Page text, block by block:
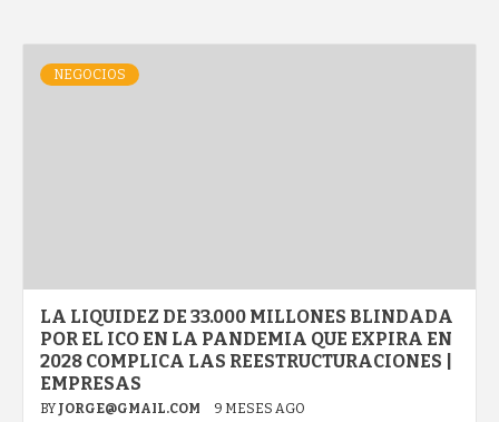
NEGOCIOS
LA LIQUIDEZ DE 33.000 MILLONES BLINDADA
POR EL ICO EN LA PANDEMIA QUE EXPIRA EN
2028 COMPLICA LAS REESTRUCTURACIONES |
EMPRESAS
BY JORGE@GMAIL.COM 9 MESES AGO